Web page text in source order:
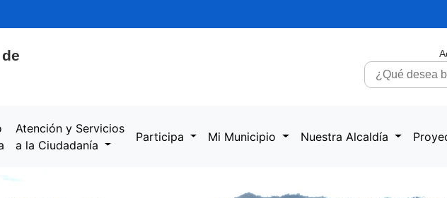
Atención y Servicios
a la Ciudadanía
Participa Mi Municipio Nuestra Alcaldía